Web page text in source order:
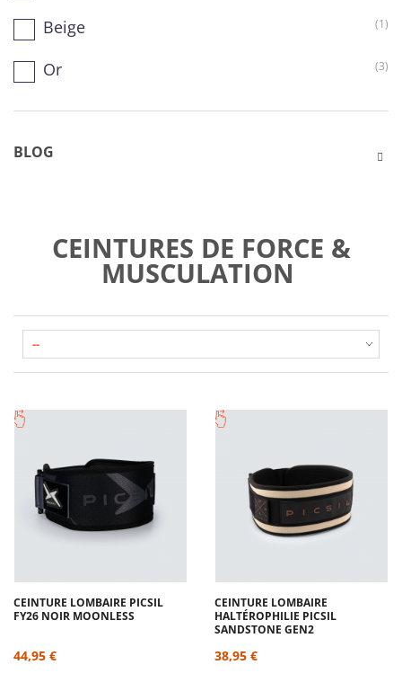
Beige (1)
Or (3)
BLOG
CEINTURES DE FORCE &
MUSCULATION
CEINTURE LOMBAIRE PICSIL
FY26 NOIR MOONLESS
44,95 €
CEINTURE LOMBAIRE
HALTÉROPHILIE PICSIL
SANDSTONE GEN2
38,95 €